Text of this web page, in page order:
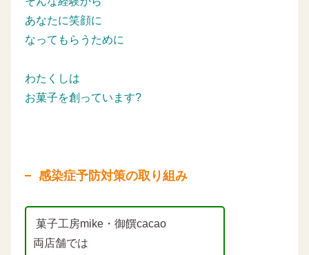
あなたに笑顔に
なってもらうために
わたくしは
お菓子を創っています?
感染症予防対策の取り組み
菓子工房mike・御饌cacao
両店舗では